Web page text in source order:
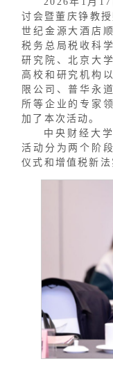
讨会暨董庆铮教
世纪金源大酒店
税务总局税收科
研究院、北京大
高校和研究机构
限公司、普华永
所等企业的专家
加了本次活动。
中央财经大
活动分为两个阶
仪式和增值税新法